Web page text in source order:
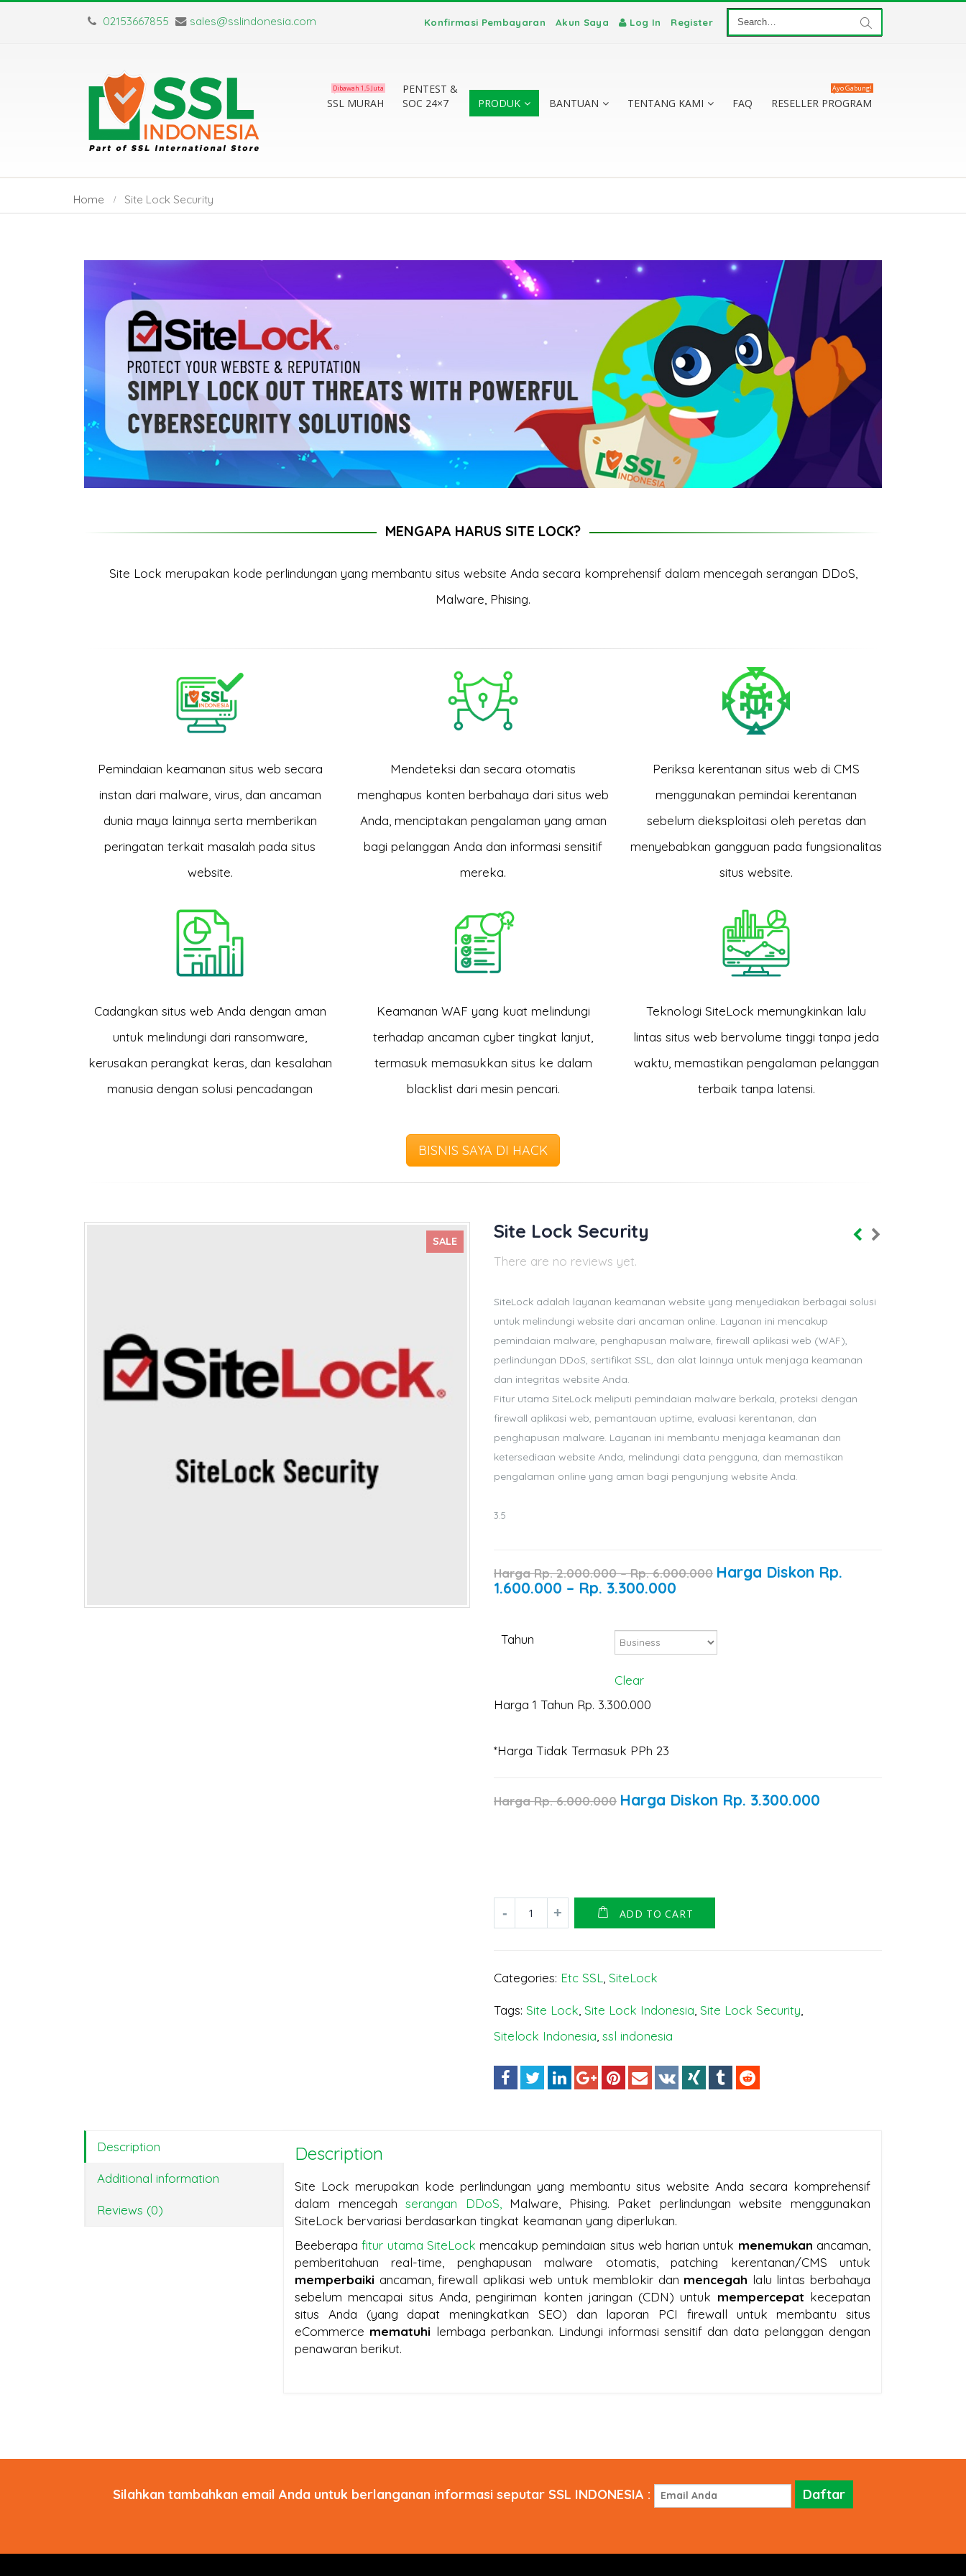
02153667855 sales@sslindonesia.com Konfirmasi Pembayaran Akun Saya Log In Register
SSL MURAH
Dibawah 1,5 Juta
PENTEST &
SOC 24×7
PRODUK BANTUAN TENTANG KAMI FAQ RESELLER PROGRAM
Ayo Gabung!
Home Site Lock Security
MENGAPA HARUS SITE LOCK?
Site Lock merupakan kode perlindungan yang membantu situs website Anda secara komprehensif dalam mencegah serangan DDoS,
Malware, Phising.
Pemindaian keamanan situs web secara
instan dari malware, virus, dan ancaman
dunia maya lainnya serta memberikan
peringatan terkait masalah pada situs
website.
Mendeteksi dan secara otomatis
menghapus konten berbahaya dari situs web
Anda, menciptakan pengalaman yang aman
bagi pelanggan Anda dan informasi sensitif
mereka.
Periksa kerentanan situs web di CMS
menggunakan pemindai kerentanan
sebelum dieksploitasi oleh peretas dan
menyebabkan gangguan pada fungsionalitas
situs website.
Cadangkan situs web Anda dengan aman
untuk melindungi dari ransomware,
kerusakan perangkat keras, dan kesalahan
manusia dengan solusi pencadangan
Keamanan WAF yang kuat melindungi
terhadap ancaman cyber tingkat lanjut,
termasuk memasukkan situs ke dalam
blacklist dari mesin pencari.
Teknologi SiteLock memungkinkan lalu
lintas situs web bervolume tinggi tanpa jeda
waktu, memastikan pengalaman pelanggan
terbaik tanpa latensi.
BISNIS SAYA DI HACK
SALE Site Lock Security
There are no reviews yet.
SiteLock adalah layanan keamanan website yang menyediakan berbagai solusi
untuk melindungi website dari ancaman online. Layanan ini mencakup
pemindaian malware, penghapusan malware, firewall aplikasi web (WAF),
perlindungan DDoS, sertifikat SSL, dan alat lainnya untuk menjaga keamanan
dan integritas website Anda.
Fitur utama SiteLock meliputi pemindaian malware berkala, proteksi dengan
firewall aplikasi web, pemantauan uptime, evaluasi kerentanan, dan
penghapusan malware. Layanan ini membantu menjaga keamanan dan
ketersediaan website Anda, melindungi data pengguna, dan memastikan
pengalaman online yang aman bagi pengunjung website Anda.
3.5
HargaRp.2.000.000 – Rp.6.000.000 Harga Diskon Rp.
1.600.000 – Rp. 3.300.000
Tahun
Clear
Harga 1 Tahun Rp. 3.300.000
*Harga Tidak Termasuk PPh 23
HargaRp.6.000.000 Harga Diskon Rp. 3.300.000
ADD TO CART
Categories: Etc SSL, SiteLock
Tags: Site Lock Site Lock Indonesia Site Lock Security
Sitelock Indonesia ssl indonesia
Description
Additional information
Reviews (0)
Description
Site Lock merupakan kode perlindungan yang membantu situs website Anda secara komprehensif
dalam mencegahserangan DDoS,Malware, Phising. Paket perlindungan website menggunakan
SiteLock bervariasi berdasarkan tingkat keamanan yang diperlukan.
Beeberapafitur utama SiteLock mencakup pemindaian situs web harian untuk menemukan ancaman,
pemberitahuan real-time, penghapusan malware otomatis, patching kerentanan/CMS untuk
memperbaiki ancaman, firewall aplikasi web untuk memblokir dan mencegah lalu lintas berbahaya
sebelum mencapai situs Anda, pengiriman konten jaringan (CDN) untuk mempercepat kecepatan
situs Anda (yang dapat meningkatkan SEO) dan laporan PCI firewall untuk membantu situs
eCommerce mematuhi lembaga perbankan. Lindungi informasi sensitif dan data pelanggan dengan
penawaran berikut.
Silahkan tambahkan email Anda untuk berlanganan informasi seputar SSL INDONESIA :